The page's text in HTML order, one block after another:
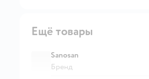
Ещё товары
Sanosan
Бренд